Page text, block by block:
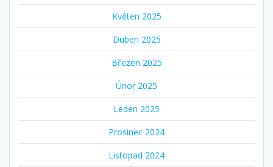
Květen 2025
Duben 2025
Březen 2025
Únor 2025
Leden 2025
Prosinec 2024
Listopad 2024